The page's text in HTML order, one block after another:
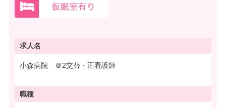
求人名
小森病院 ＠2交替・正看護師
職種